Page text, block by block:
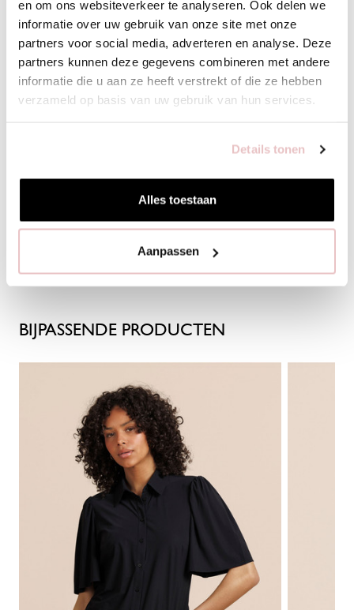
en om ons websiteverkeer te analyseren. Ook delen we
informatie over uw gebruik van onze site met onze
partners voor social media, adverteren en analyse. Deze
partners kunnen deze gegevens combineren met andere
informatie die u aan ze heeft verstrekt of die ze hebben
verzameld op basis van uw gebruik van hun services.
Details tonen
Alles toestaan
Aanpassen
SIMPLICITY DRESS - DARK
FRAN BLAZER - DARK BLUE
BIJPASSENDE PRODUCTEN